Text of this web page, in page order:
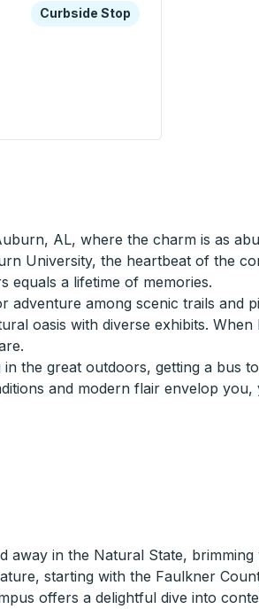
tabulador para explorar más
Curbside Stop
Curbside Stop
AL, where the charm is as
University, the heartbeat of the
equals a lifetime of memories.
among scenic trails and
oasis with diverse exhibits.
the great outdoors, getting a bus
and modern flair envelop
away in the Natural State,
starting with the Faulkner
offers a delightful dive into